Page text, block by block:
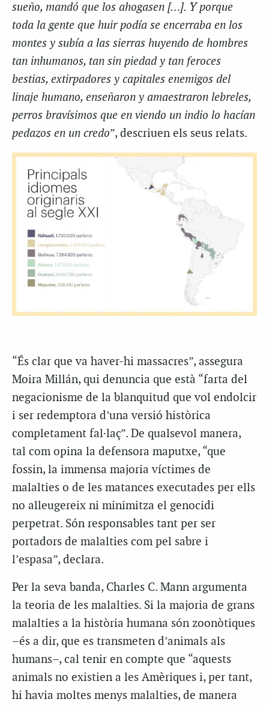
sueño, mandó que los ahogasen […]. Y porque
toda la gente que huir podía se encerraba en los
montes y subía a las sierras huyendo de hombres
tan inhumanos, tan sin piedad y tan feroces
bestias, extirpadores y capitales enemigos del
linaje humano, enseñaron y amaestraron lebreles,
perros bravísimos que en viendo un indio lo hacían
pedazos en un credo”, descriuen els seus relats.
“És clar que va haver-hi massacres”, assegura
Moira Millán, qui denuncia que està “farta del
negacionisme de la blanquitud que vol endolcir
i ser redemptora d’una versió històrica
completament fal·laç”. De qualsevol manera,
tal com opina la defensora maputxe, “que
fossin, la immensa majoria víctimes de
malalties o de les matances executades per ells
no alleugereix ni minimitza el genocidi
perpetrat. Són responsables tant per ser
portadors de malalties com pel sabre i
l’espasa”, declara.
Per la seva banda, Charles C. Mann argumenta
la teoria de les malalties. Si la majoria de grans
malalties a la història humana són zoonòtiques
–és a dir, que es transmeten d’animals als
humans–, cal tenir en compte que “aquests
animals no existien a les Amèriques i, per tant,
hi havia moltes menys malalties, de manera